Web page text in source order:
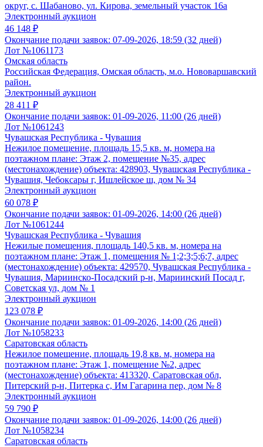
округ, с. Шабаново, ул. Кирова, земельный участок 16а
Электронный аукцион
46 148 ₽
Окончание подачи заявок: 07-09-2026, 18:59 (32 дней)
Лот №1061173
Омская область
Российская Федерация, Омская область, м.о. Нововаршавский
район.
Электронный аукцион
28 411 ₽
Окончание подачи заявок: 01-09-2026, 11:00 (26 дней)
Лот №1061243
Чувашская Республика - Чувашия
Нежилое помещение, площадь 15,5 кв. м, номера на
поэтажном плане: Этаж 2, помещение №35, адрес
(местонахождение) объекта: 428903, Чувашская Республика -
Чувашия, Чебоксары г, Ишлейское ш, дом № 34
Электронный аукцион
60 078 ₽
Окончание подачи заявок: 01-09-2026, 14:00 (26 дней)
Лот №1061244
Чувашская Республика - Чувашия
Нежилые помещения, площадь 140,5 кв. м, номера на
поэтажном плане: Этаж 1, помещения № 1;2;3;5;6;7, адрес
(местонахождение) объекта: 429570, Чувашская Республика -
Чувашия, Мариинско-Посадский р-н, Мариинский Посад г,
Советская ул, дом № 1
Электронный аукцион
123 078 ₽
Окончание подачи заявок: 01-09-2026, 14:00 (26 дней)
Лот №1058233
Саратовская область
Нежилое помещение, площадь 19,8 кв. м, номера на
поэтажном плане: Этаж 1, помещение №2, адрес
(местонахождение) объекта: 413320, Саратовская обл,
Питерский р-н, Питерка с, Им Гагарина пер, дом № 8
Электронный аукцион
59 790 ₽
Окончание подачи заявок: 01-09-2026, 14:00 (26 дней)
Лот №1058234
Саратовская область